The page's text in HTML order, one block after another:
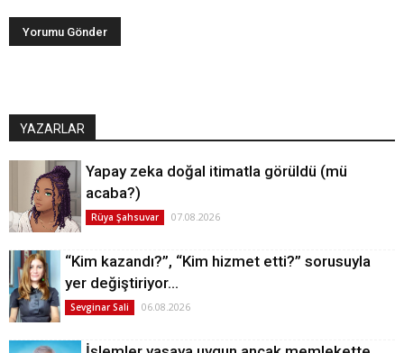
YAZARLAR
Yapay zeka doğal itimatla görüldü (mü
acaba?)
Rüya Şahsuvar 07.08.2026
“Kim kazandı?”, “Kim hizmet etti?” sorusuyla
yer değiştiriyor…
Sevginar Sali 06.08.2026